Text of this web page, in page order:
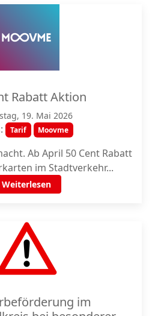
Rabatt Aktion
19. Mai 2026
Tarif Moovme
Ab April 50 Cent Rabatt
im Stadtverkehr...
Weiterlesen
im